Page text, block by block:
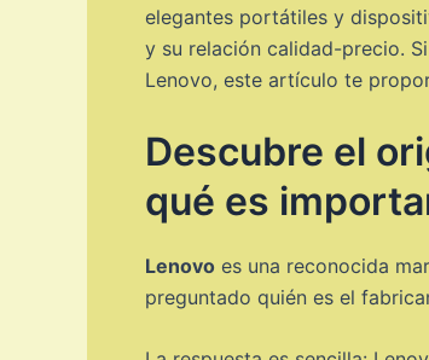
elegantes portátiles y
y su relación calidad-precio.
Lenovo, este artículo te
Descubre el
qué es
Lenovo es una reconocida
preguntado quién es el